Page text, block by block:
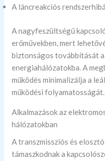
A láncreakciós
A nagyfeszültségű
erőművekben, mert
biztonságos továbbítását
energiahálózatokba. A
működés minimalizálja a
működési folyamatosságát.
Alkalmazások az
hálózatokban
A transzmissziós és
támaszkodnak a